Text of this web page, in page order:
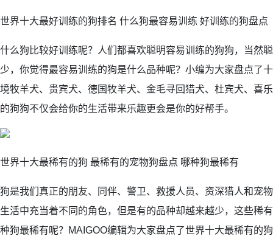
世界十大最好训练的狗排名 什么狗最容易训练 好训练的狗盘点
什么狗比较好训练呢？人们都喜欢聪明容易训练的狗狗，当然
少，你觉得最容易训练的狗是什么品种呢？小编为大家盘点了
境牧羊犬、贵宾犬、德国牧羊犬、金毛寻回猎犬、杜宾犬、喜
的狗狗不仅会给你的生活带来乐趣更会是你的好帮手。
世界十大最稀有的狗 最稀有的宠物狗盘点 哪种狗最稀有
狗是我们真正的朋友、同伴、警卫、救援人员、资深猎人和宠
生活中充当着不同的角色，但是有的品种却越来越少，这些稀
种狗最稀有呢？MAIGOO编辑为大家盘点了世界十大最稀有的